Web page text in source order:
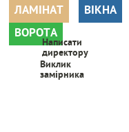
ЛАМІНАТ
ВІКНА
ВОРОТА
Написати
директору
Виклик
замірника